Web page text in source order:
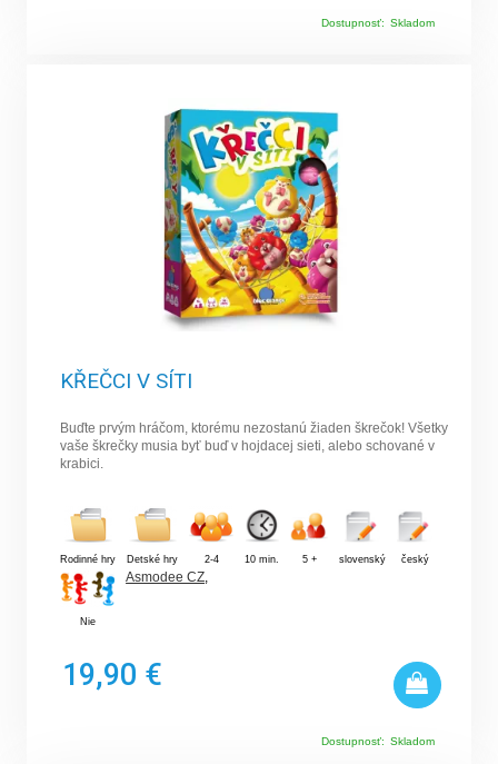
Dostupnosť: Skladom
KŘEČCI V SÍTI
Buďte prvým hráčom, ktorému nezostanú žiaden škrečok! Všetky
vaše škrečky musia byť buď v hojdacej sieti, alebo schované v
krabici.
Rodinné hry Detské hry 2-4 10 min. 5 + slovenský český
Nie
Asmodee CZ
19,90 €
Dostupnosť: Skladom